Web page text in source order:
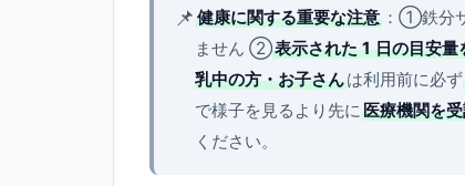
📌 健康に関する重要な注意 ：①鉄分
ません ②表示された 1 日の目安
乳中の方・お子さんは利用前に必ず
で様子を見るより先に医療機関を
ください。